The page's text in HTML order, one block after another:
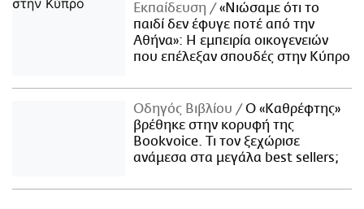
Εκπαίδευση
«Νιώσαμε ότι το
παιδί δεν έφυγε ποτέ από την
Αθήνα»: Η εμπειρία οικογενειών
που επέλεξαν σπουδές στην Κύπρο
Οδηγός Βιβλίου
Ο «Καθρέφτης»
βρέθηκε στην κορυφή της
Bookvoice. Τι τον ξεχώρισε
ανάμεσα στα μεγάλα best sellers;